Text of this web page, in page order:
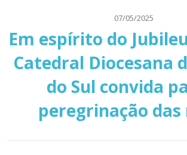
07/05/2025
Em espírito do
Catedral Diocesana
do Sul convida
peregrinação das